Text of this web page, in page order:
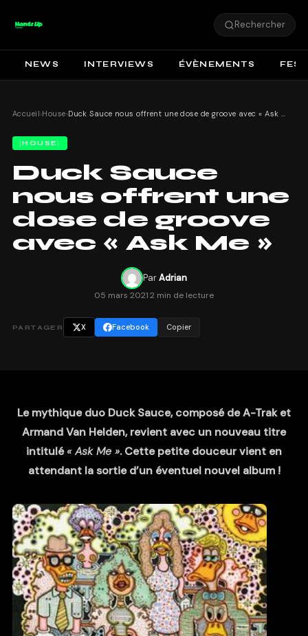
Rechercher
NEWS INTERVIEWS ÉVÈNEMENTS
Accueil›House› Duck Sauce nous offrent une dose de groove avec « Ask Me »
HOUSE
Duck Sauce
nous offrent une
dose de groove
avec « Ask Me »
ParAdrian
05 mars 20212 min de lecture
PARTAGER X Facebook Copier
Le mythique duo Duck Sauce, composé de A-Trak et
Armand Van Helden, revient avec un nouveau titre
intitulé« Ask Me ». Cette petite douceur vient en
attendant la sortie d’un éventuel nouvel album !